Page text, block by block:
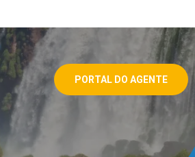
PORTAL DO AGENTE